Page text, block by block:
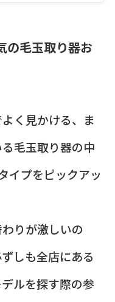
の毛玉取り器お
く見かける、ま
毛玉取り器の中
イプをピックアッ
りが激しいの
しも全店にある
ルを探す際の参